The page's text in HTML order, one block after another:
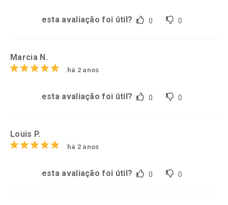
esta avaliação foi útil? 0 0
Marcia N.
há 2 anos
esta avaliação foi útil? 0 0
Louis P.
há 2 anos
esta avaliação foi útil? 0 0